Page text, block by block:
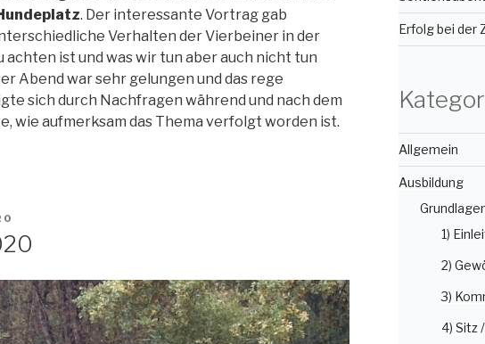
. Der interessante Vortrag gab
Verhalten der Vierbeiner in der
achten ist und was wir tun aber auch nicht tun
Abend war sehr gelungen und das rege
sich durch Nachfragen während und nach dem
wie aufmerksam das Thema verfolgt worden ist.
Erfolg bei der
Allgemein
Ausbildung
1)
2)
3)
4) Sitz